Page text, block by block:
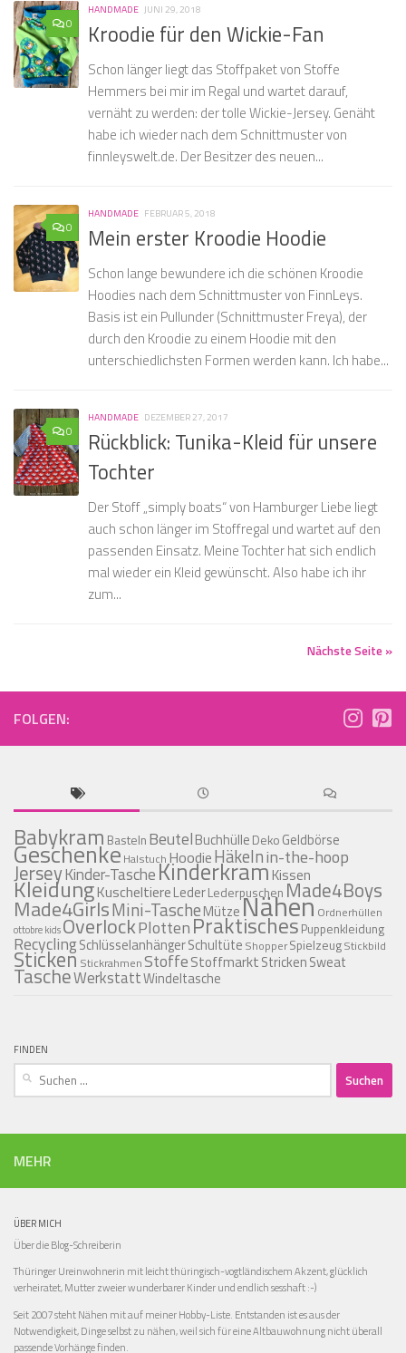
0
HANDMADE JUNI 29, 2018
Kroodie für den Wickie-Fan
Schon länger liegt das Stoffpaket von Stoffe
Hemmers bei mir im Regal und wartet darauf,
vernäht zu werden: der tolle Wickie-Jersey. Genäht
habe ich wieder nach dem Schnittmuster von
finnleyswelt.de. Der Besitzer des neuen...
0
HANDMADE FEBRUAR 5, 2018
Mein erster Kroodie Hoodie
Schon lange bewundere ich die schönen Kroodie
Hoodies nach dem Schnittmuster von FinnLeys.
Basis ist ein Pullunder (Schnittmuster Freya), der
durch den Kroodie zu einem Hoodie mit den
unterschiedlichsten Formen werden kann. Ich habe...
0
HANDMADE DEZEMBER 27, 2017
Rückblick: Tunika-Kleid für unsere
Tochter
Der Stoff „simply boats“ von Hamburger Liebe liegt
auch schon länger im Stoffregal und wartet auf den
passenden Einsatz. Meine Tochter hat sich endlich
mal wieder ein Kleid gewünscht. Also habe ich ihr
zum...
Nächste Seite »
FOLGEN:
Babykram Basteln BeutelBuchhülle Deko Geldbörse
Geschenke Halstuch HoodieHäkelnin-the-hoop
JerseyKinder-TascheKinderkram Kissen
KleidungKuscheltiereLederLederpuschenMade4Boys
Made4GirlsMini-TascheMützeNähenOrdnerhüllen
ottobre kidsOverlockPlottenPraktischesPuppenkleidung
RecyclingSchlüsselanhängerSchultüte ShopperSpielzeugStickbild
Sticken StickrahmenStoffeStoffmarktStrickenSweat
TascheWerkstattWindeltasche
FINDEN
Suchen
nach:
MEHR
ÜBER MICH
Über die Blog-Schreiberin
Thüringer Ureinwohnerin mit leicht thüringisch-vogtländischem Akzent, glücklich
verheiratet, Mutter zweier wunderbarer Kinder und endlich sesshaft :-)
Seit 2007 steht Nähen mit auf meiner Hobby-Liste. Entstanden ist es aus der
Notwendigkeit, Dinge selbst zu nähen, weil sich für eine Altbauwohnung nicht überall
passende Vorhänge finden.